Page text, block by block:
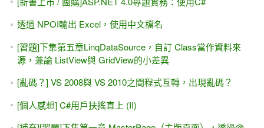
[RWD] GridView搭配 FooTable (jQuery) 的表格效果 -- 自動折
疊
[習題]ASP.NET製作網頁版的[小]計算機 #2 -- Button_Click事
件裡面的 參數 sender
[給初學者的話]眼大肚皮小 -- 學程式設計，不是去餐廳吃到
飽。
[習題]ASP.NET的 簡易投票區 #7--直立的長條圖（VB範例）